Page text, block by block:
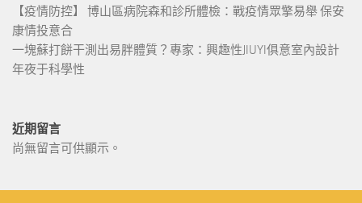
【疫情防控】 博山區病院森和診所體檢：戰疫情眾擎易舉 保安
康情投意合
一塊蘇打餅干測出易胖體質？專家：興趣性JIUYI俱意室內設計
年夜于科學性
近期留言
尚無留言可供顯示。